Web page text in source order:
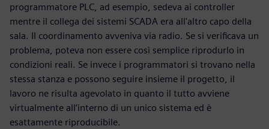
programmatore PLC, ad esempio, sedeva ai controller
mentre il collega dei sistemi SCADA era all'altro capo della
sala. Il coordinamento avveniva via radio. Se si verificava un
problema, poteva non essere così semplice riprodurlo in
condizioni reali. Se invece i programmatori si trovano nella
stessa stanza e possono seguire insieme il progetto, il
lavoro ne risulta agevolato in quanto il tutto avviene
virtualmente all’interno di un unico sistema ed è
esattamente riproducibile.